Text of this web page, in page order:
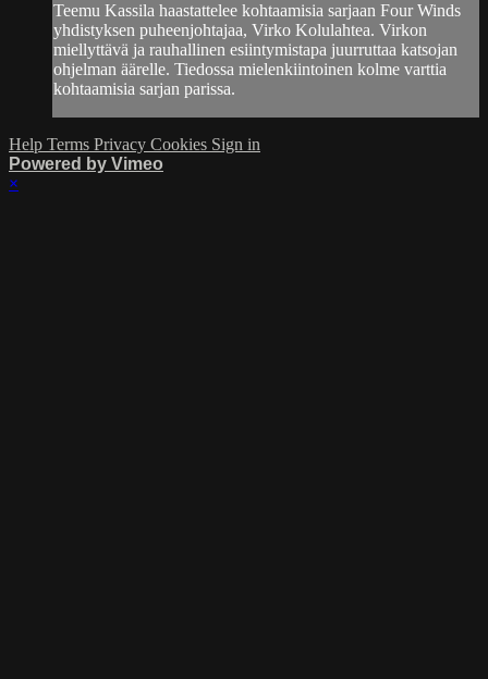
Teemu Kassila haastattelee kohtaamisia sarjaan Four Winds
yhdistyksen puheenjohtajaa, Virko Kolulahtea. Virkon
miellyttävä ja rauhallinen esiintymistapa juurruttaa katsojan
ohjelman äärelle. Tiedossa mielenkiintoinen kolme varttia
kohtaamisia sarjan parissa.
Help Terms Privacy Cookies Sign in
Powered by Vimeo
×